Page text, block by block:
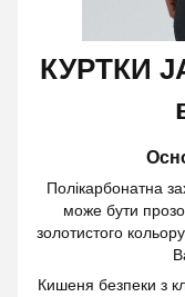
КУРТКИ
Полікарбонатна
може бути
золотистого
Кишеня безпеки з